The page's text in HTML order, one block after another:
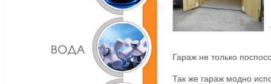
Гараж не только
Так же гараж модно